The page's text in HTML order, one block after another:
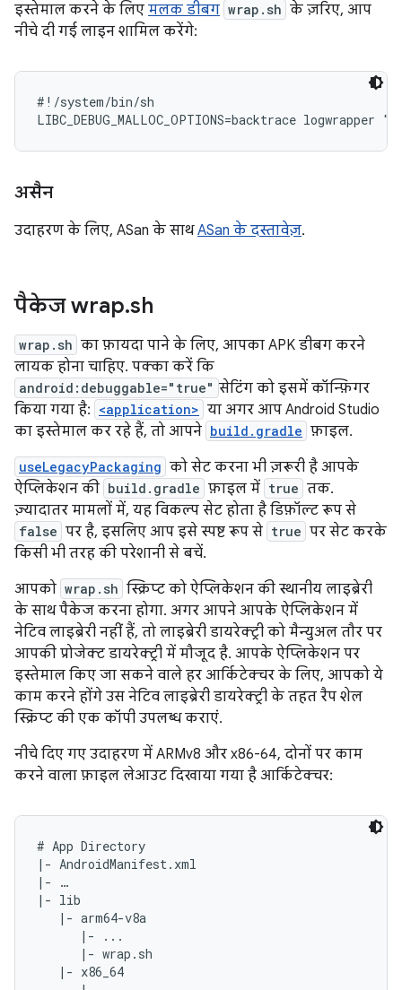
इस्तेमाल करने के लिए मलक डीबग wrap.sh के ज़रिए, आप
नीचे दी गई लाइन शामिल करेंगे:
#!/system/bin/sh
असैन
उदाहरण के लिए, ASan के साथASan के दस्तावेज़.
पैकेज wrap.sh
wrap.sh का फ़ायदा पाने के लिए, आपका APK डीबग करने
लायक होना चाहिए. पक्का करें कि
android:debuggable="true" सेटिंग को इसमें कॉन्फ़िगर
किया गया है: <application> या अगर आप Android Studio
का इस्तेमाल कर रहे हैं, तो आपने build.gradle फ़ाइल.
useLegacyPackaging को सेट करना भी ज़रूरी है आपके
ऐप्लिकेशन की build.gradle फ़ाइल में true तक.
ज़्यादातर मामलों में, यह विकल्प सेट होता है डिफ़ॉल्ट रूप से
false पर है, इसलिए आप इसे स्पष्ट रूप से true पर सेट करके
किसी भी तरह की परेशानी से बचें.
आपको wrap.sh स्क्रिप्ट को ऐप्लिकेशन की स्थानीय लाइब्रेरी
के साथ पैकेज करना होगा. अगर आपने आपके ऐप्लिकेशन में
नेटिव लाइब्रेरी नहीं हैं, तो लाइब्रेरी डायरेक्ट्री को मैन्युअल तौर पर
आपकी प्रोजेक्ट डायरेक्ट्री में मौजूद है. आपके ऐप्लिकेशन पर
इस्तेमाल किए जा सकने वाले हर आर्किटेक्चर के लिए, आपको ये
काम करने होंगे उस नेटिव लाइब्रेरी डायरेक्ट्री के तहत रैप शेल
स्क्रिप्ट की एक कॉपी उपलब्ध कराएं.
नीचे दिए गए उदाहरण में ARMv8 और x86-64, दोनों पर काम
करने वाला फ़ाइल लेआउट दिखाया गया है आर्किटेक्चर:
# App Directory
|- AndroidManifest.xml
|- …
|- lib
   |- arm64-v8a
      |- ...
      |- wrap.sh
   |- x86_64